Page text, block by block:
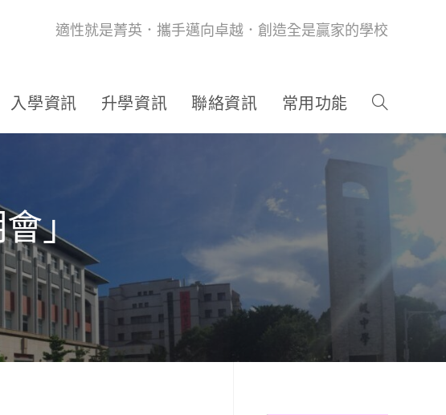
適性就是菁英．攜手邁向卓越．創造全是贏家的學校
入學資訊 升學資訊 聯絡資訊 常用功能
」